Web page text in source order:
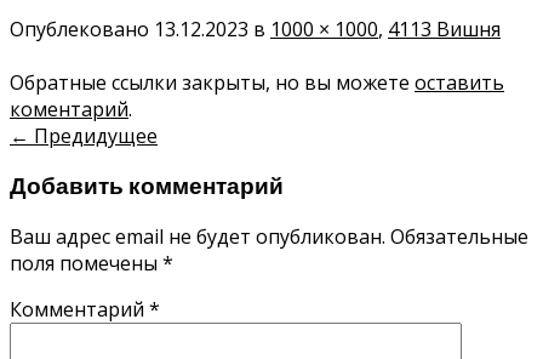
Опублековано 13.12.2023 в 1000 × 1000, 4113 Вишня
Обратные ссылки закрыты, но вы можете оставить
коментарий.
← Предидущее
Добавить комментарий
Ваш адрес email не будет опубликован. Обязательные
поля помечены *
Комментарий *